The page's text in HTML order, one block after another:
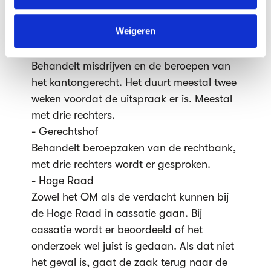
We werken samen met63 derdendie uw gegevens
kunnen ontvangen en verwerken.
Weigeren
ovetredingen. Hoger beroep is mogelijk bij
- Rechtbank
Behandelt misdrijven en de beroepen van
het kantongerecht. Het duurt meestal twee
weken voordat de uitspraak er is. Meestal
met drie rechters.
- Gerechtshof
Behandelt beroepzaken van de rechtbank,
met drie rechters wordt er gesproken.
- Hoge Raad
Zowel het OM als de verdacht kunnen bij
de Hoge Raad in cassatie gaan. Bij
cassatie wordt er beoordeeld of het
onderzoek wel juist is gedaan. Als dat niet
het geval is, gaat de zaak terug naar de